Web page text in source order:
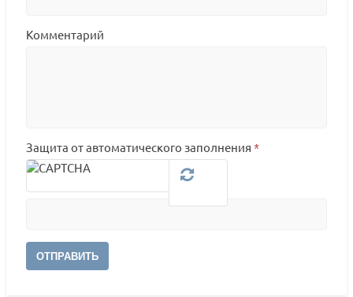
Комментарий
Защита от автоматического заполнения *
ОТПРАВИТЬ